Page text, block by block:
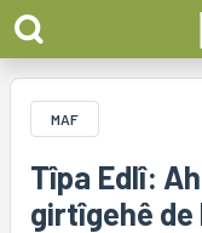
MAF
Tîpa Edlî:
girtîgehê de